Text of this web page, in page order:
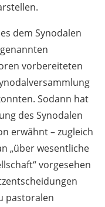
dem Synodalen
vorbereiteten
Sodann hat
des Synodalen
erwähnt – zugleich
„über wesentliche
vorgesehen
pastoralen